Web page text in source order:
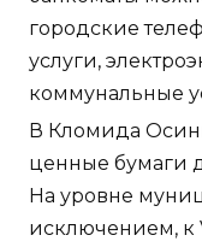
городские
услуги,
коммунальные
В Кломида
ценные бумаги
На уровне
исключением, к